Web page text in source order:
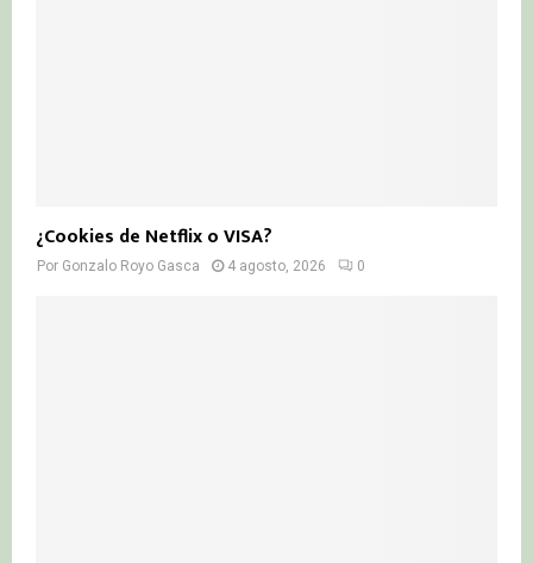
¿Cookies de Netflix o VISA?
Por Gonzalo Royo Gasca 4 agosto, 2026 0